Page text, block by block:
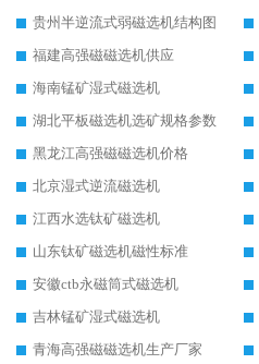
贵州半逆流式弱磁选机结构图
福建高强磁磁选机供应
海南锰矿湿式磁选机
湖北平板磁选机选矿规格参数
黑龙江高强磁磁选机价格
北京湿式逆流磁选机
江西水选钛矿磁选机
山东钛矿磁选机磁性标准
安徽ctb永磁筒式磁选机
吉林锰矿湿式磁选机
青海高强磁磁选机生产厂家